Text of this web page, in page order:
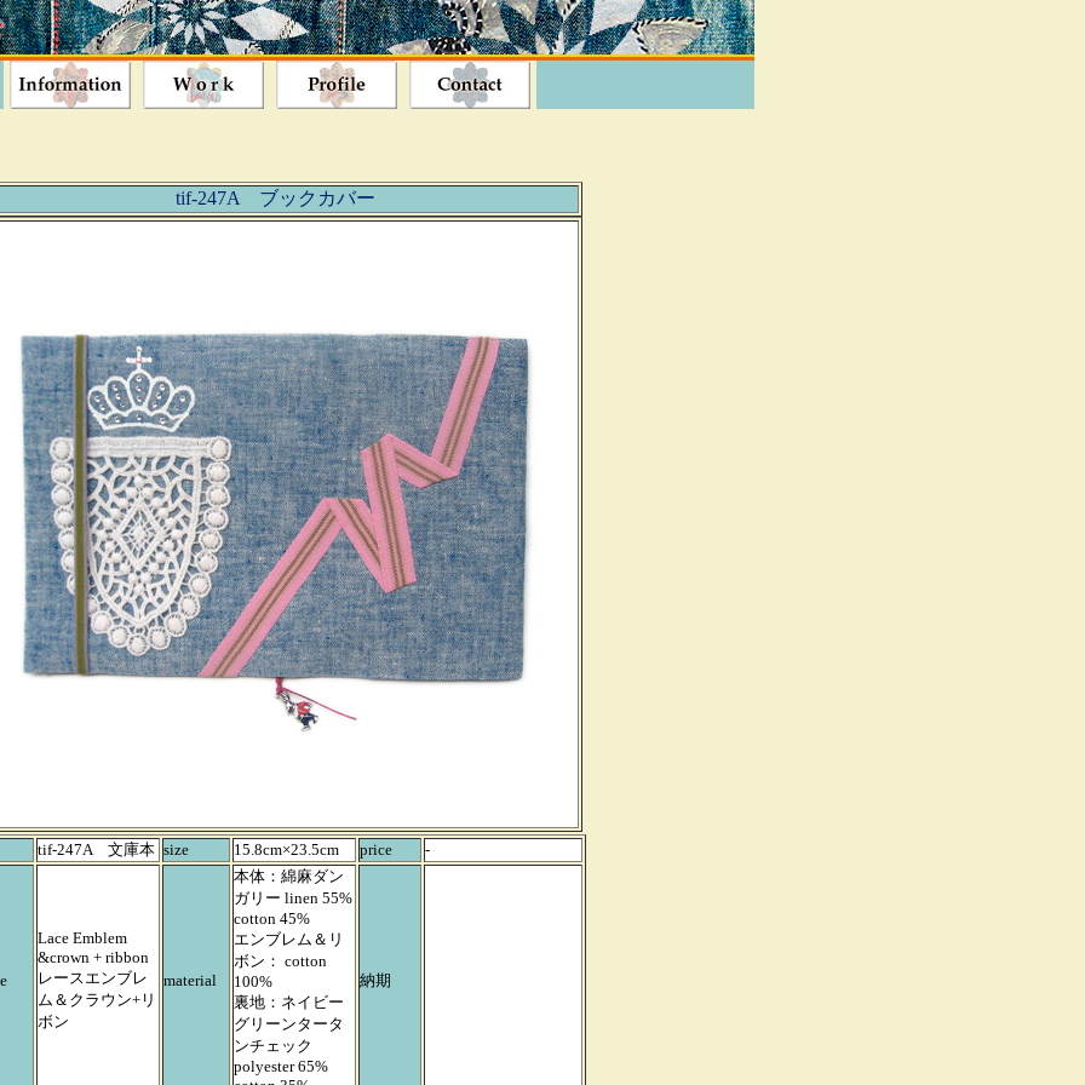
tif-247A ブックカバー
tif-247A 文庫本 size 15.8cm×23.5cm price -
Lace Emblem
&crown + ribbon
レースエンブレ
ム＆クラウン+リ
ボン
material
本体：綿麻ダン
ガリー linen 55%
cotton 45%
エンブレム＆リ
ボン： cotton
100%
裏地：ネイビー
グリーンタータ
ンチェック
polyester 65%
納期